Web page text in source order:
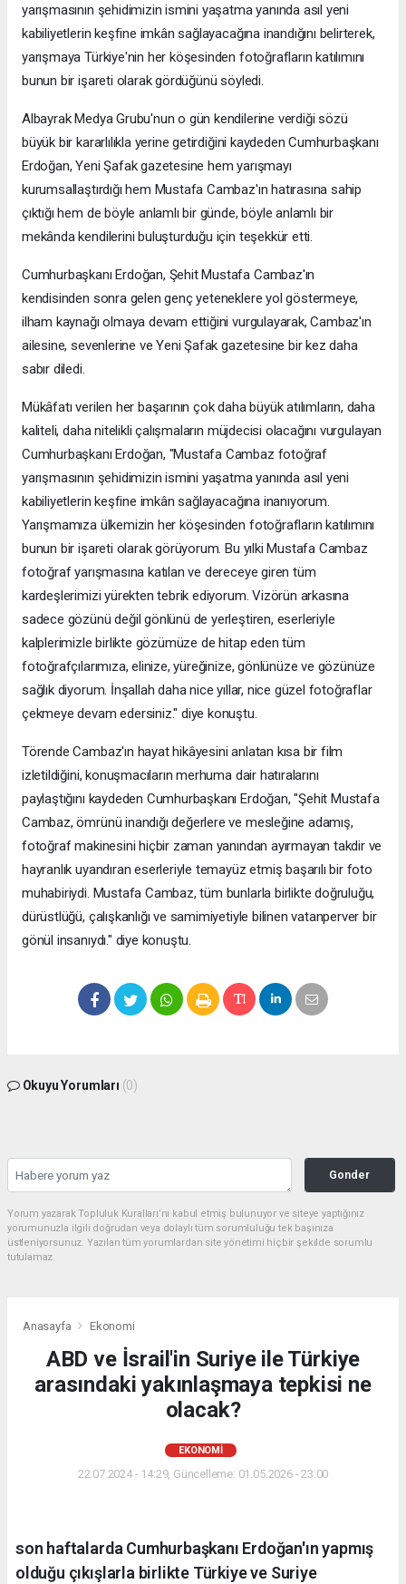
yarışmasının şehidimizin ismini yaşatma yanında asıl yeni
kabiliyetlerin keşfine imkân sağlayacağına inandığını belirterek,
yarışmaya Türkiye'nin her köşesinden fotoğrafların katılımını
bunun bir işareti olarak gördüğünü söyledi.
Albayrak Medya Grubu'nun o gün kendilerine verdiği sözü
büyük bir kararlılıkla yerine getirdiğini kaydeden Cumhurbaşkanı
Erdoğan, Yeni Şafak gazetesine hem yarışmayı
kurumsallaştırdığı hem Mustafa Cambaz'ın hatırasına sahip
çıktığı hem de böyle anlamlı bir günde, böyle anlamlı bir
mekânda kendilerini buluşturduğu için teşekkür etti.
Cumhurbaşkanı Erdoğan, Şehit Mustafa Cambaz'ın
kendisinden sonra gelen genç yeteneklere yol göstermeye,
ilham kaynağı olmaya devam ettiğini vurgulayarak, Cambaz'ın
ailesine, sevenlerine ve Yeni Şafak gazetesine bir kez daha
sabır diledi.
Mükâfatı verilen her başarının çok daha büyük atılımların, daha
kaliteli, daha nitelikli çalışmaların müjdecisi olacağını vurgulayan
Cumhurbaşkanı Erdoğan, "Mustafa Cambaz fotoğraf
yarışmasının şehidimizin ismini yaşatma yanında asıl yeni
kabiliyetlerin keşfine imkân sağlayacağına inanıyorum.
Yarışmamıza ülkemizin her köşesinden fotoğrafların katılımını
bunun bir işareti olarak görüyorum. Bu yılki Mustafa Cambaz
fotoğraf yarışmasına katılan ve dereceye giren tüm
kardeşlerimizi yürekten tebrik ediyorum. Vizörün arkasına
sadece gözünü değil gönlünü de yerleştiren, eserleriyle
kalplerimizle birlikte gözümüze de hitap eden tüm
fotoğrafçılarımıza, elinize, yüreğinize, gönlünüze ve gözünüze
sağlık diyorum. İnşallah daha nice yıllar, nice güzel fotoğraflar
çekmeye devam edersiniz." diye konuştu.
Törende Cambaz'ın hayat hikâyesini anlatan kısa bir film
izletildiğini, konuşmacıların merhuma dair hatıralarını
paylaştığını kaydeden Cumhurbaşkanı Erdoğan, "Şehit Mustafa
Cambaz, ömrünü inandığı değerlere ve mesleğine adamış,
fotoğraf makinesini hiçbir zaman yanından ayırmayan takdir ve
hayranlık uyandıran eserleriyle temayüz etmiş başarılı bir foto
muhabiriydi. Mustafa Cambaz, tüm bunlarla birlikte doğruluğu,
dürüstlüğü, çalışkanlığı ve samimiyetiyle bilinen vatanperver bir
gönül insanıydı." diye konuştu.
Okuyu Yorumları (0)
Gonder
Yorum yazarak Topluluk Kuralları’nı kabul etmiş bulunuyor ve siteye yaptığınız
yorumunuzla ilgili doğrudan veya dolaylı tüm sorumluluğu tek başınıza
üstleniyorsunuz. Yazılan tüm yorumlardan site yönetimi hiçbir şekilde sorumlu
tutulamaz.
Anasayfa Ekonomi
ABD ve İsrail'in Suriye ile Türkiye
arasındaki yakınlaşmaya tepkisi ne
olacak?
EKONOMI
22.07.2024 - 14:29, Güncelleme: 01.05.2026 - 23:00
son haftalarda Cumhurbaşkanı Erdoğan'ın yapmış
olduğu çıkışlarla birlikte Türkiye ve Suriye